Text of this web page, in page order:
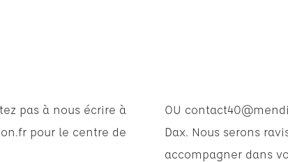
pas à nous écrire à
pour le centre de
OU
Dax. Nous serons
accompagner dans